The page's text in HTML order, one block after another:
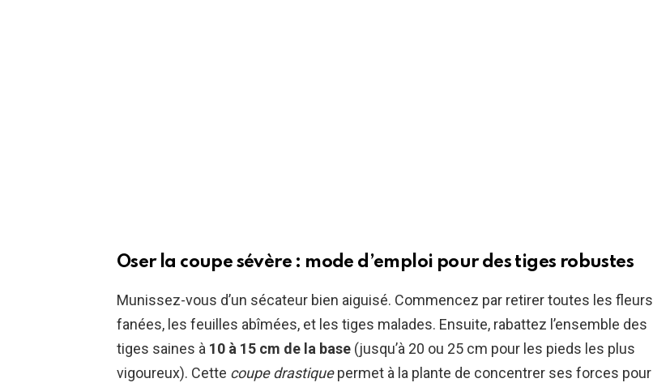
Oser la coupe sévère : mode d’emploi pour des tiges robustes
Munissez-vous d’un sécateur bien aiguisé. Commencez par retirer toutes les fleurs
fanées, les feuilles abîmées, et les tiges malades. Ensuite, rabattez l’ensemble des
tiges saines à 10 à 15 cm de la base (jusqu’à 20 ou 25 cm pour les pieds les plus
vigoureux). Cette coupe drastiquepermet à la plante de concentrer ses forces pour